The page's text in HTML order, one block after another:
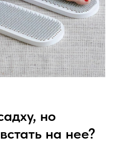
но
встать на нее?